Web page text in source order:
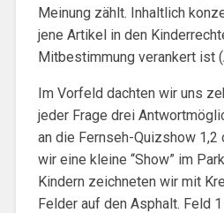
Meinung zählt. Inhaltlich
jene Artikel in den
Mitbestimmung verankert ist
Im Vorfeld dachten wir uns
jeder Frage drei
an die Fernseh-Quizshow
wir eine kleine “Show” im
Kindern zeichneten wir mit
Felder auf den Asphalt. Feld